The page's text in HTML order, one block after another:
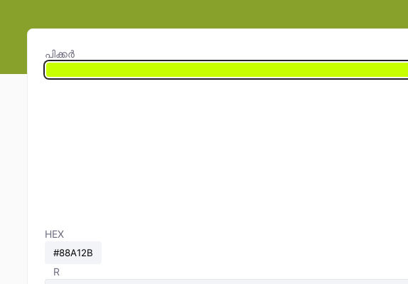
പിക്കർ
HEX
R